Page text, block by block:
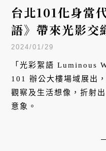
台北101化身當
語》帶來光影交
2024/01/29
「光彩絮語 Luminous
101 辦公大樓場域展出
觀察及生活想像，折射
意象。